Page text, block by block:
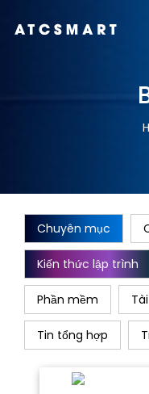
Chuyên mục
Kiến thức lập trình
Phần mềm
Tin tổng hợp